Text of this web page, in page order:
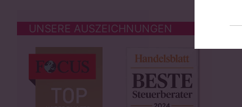
UNSERE AUSZEICHNUNGEN